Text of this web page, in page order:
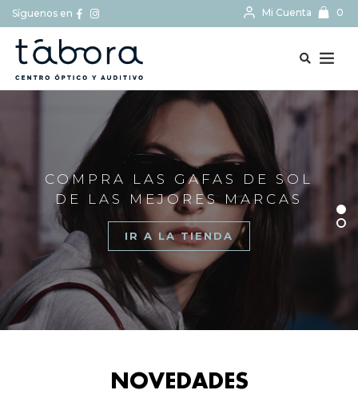
Síguenos en Mi Cuenta 0
COMPRA LAS GAFAS DE SOL
DE LAS MEJORES MARCAS
IR A LA TIENDA
NOVEDADES